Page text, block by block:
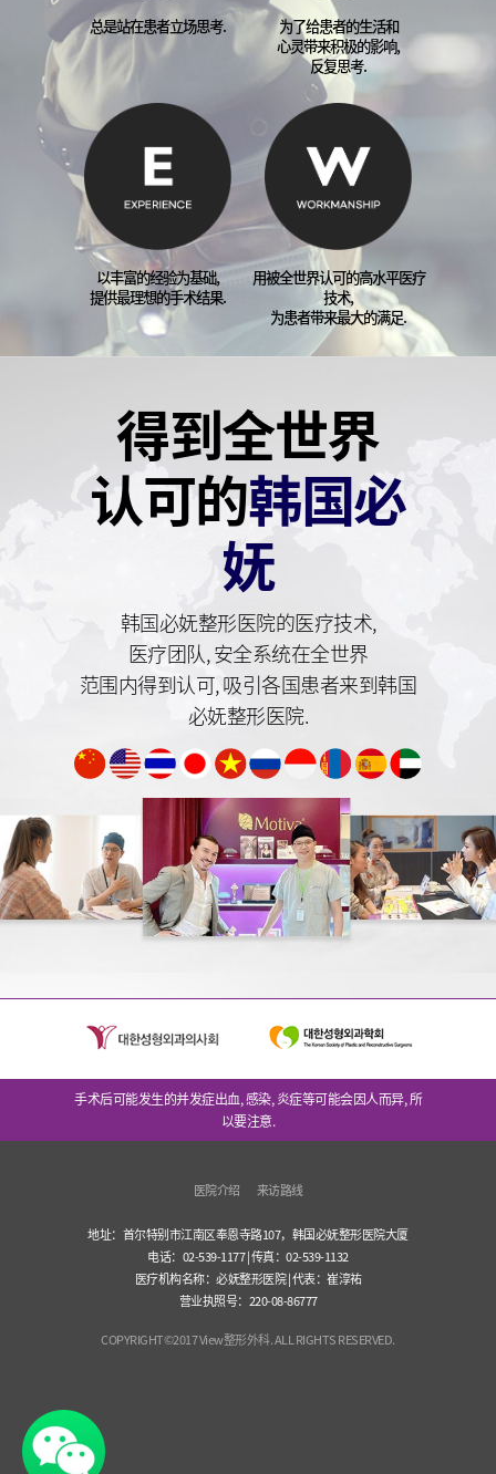
总是站在患者立场思考.
为了给患者的生活和
心灵带来积极的影响,
反复思考.
以丰富的经验为基础,
提供最理想的手术结果.
用被全世界认可的高水平医疗
技术,
为患者带来最大的满足.
得到全世界
认可的韩国必
妩
韩国必妩整形医院的医疗技术,
医疗团队,安全系统在全世界
范围内得到认可,吸引各国患者来到韩国
必妩整形医院.
手术后可能发生的并发症出血, 感染, 炎症等可能会因人而异, 所
以要注意.
医院介绍 来访路线
地址：首尔特别市江南区奉恩寺路107，韩国必妩整形医院大厦
电话：02-539-1177 | 传真：02-539-1132
医疗机构名称：必妩整形医院 | 代表：崔淳祐
营业执照号：220-08-86777
COPYRIGHT©2017 View整形外科. ALL RIGHTS RESERVED.